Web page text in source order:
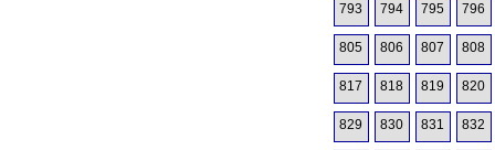
793 794 795 796
805 806 807 808
817 818 819 820
829 830 831 832